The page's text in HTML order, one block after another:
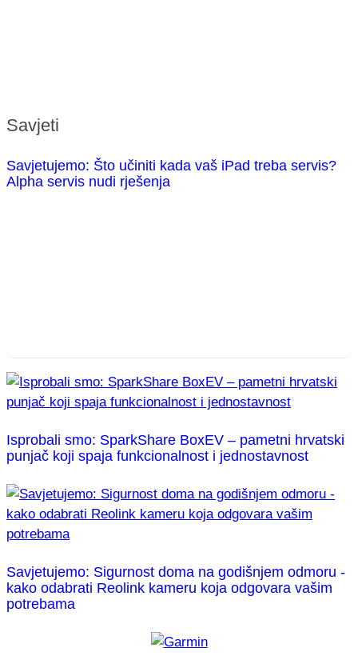
Savjeti
Savjetujemo: Što učiniti kada vaš iPad treba servis?
Alpha servis nudi rješenja
Isprobali smo: SparkShare BoxEV – pametni hrvatski
punjač koji spaja funkcionalnost i jednostavnost
Savjetujemo: Sigurnost doma na godišnjem odmoru -
kako odabrati Reolink kameru koja odgovara vašim
potrebama